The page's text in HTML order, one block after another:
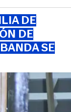
DE
DE
SE